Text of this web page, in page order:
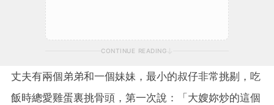
CONTINUE READING
丈夫有兩個弟弟和一個妹妹，最小的叔仔非常挑剔，吃
飯時總愛雞蛋裏挑骨頭，第一次說：「大嫂妳炒的這個